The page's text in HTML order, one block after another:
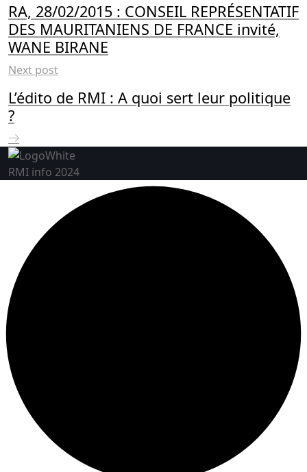
RA, 28/02/2015 : CONSEIL REPRÉSENTATIF
DES MAURITANIENS DE FRANCE invité,
WANE BIRANE
Next post
L’édito de RMI : A quoi sert leur politique
?
RMI info 2024